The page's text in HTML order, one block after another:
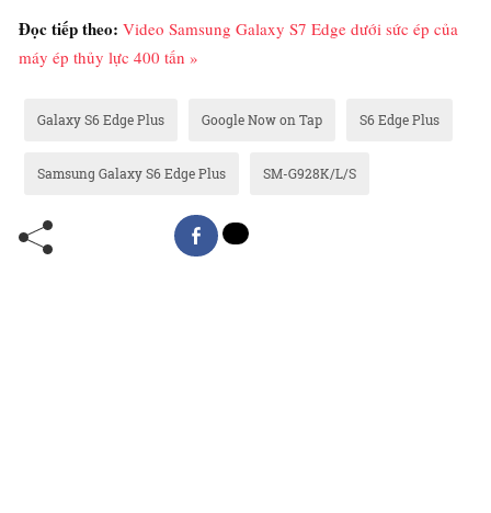
Đọc tiếp theo: Video Samsung Galaxy S7 Edge dưới sức ép của
máy ép thủy lực 400 tấn »
Galaxy S6 Edge Plus Google Now on Tap S6 Edge Plus
Samsung Galaxy S6 Edge Plus SM-G928K/L/S